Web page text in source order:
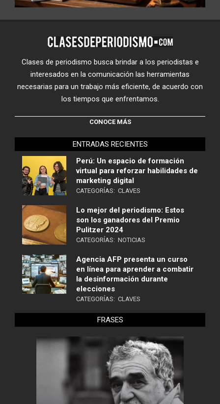
Clases de periodismo busca brindar a los periodistas e
interesados en la comunicación las herramientas
necesarias para un trabajo más eficiente, de acuerdo con
los tiempos que enfrentamos.
CONOCE MÁS
ENTRADAS RECIENTES
Perú: Un espacio de formación
virtual para reforzar habilidades de
marketing digital
CATEGORÍAS: CLAVES
Lo mejor del periodismo: Estos
son los ganadores del Premio
Pulitzer 2024
CATEGORÍAS: NOTICIAS
Agencia AFP presenta un curso
en línea para aprender a combatir
la desinformación durante
elecciones
CATEGORÍAS: CLAVES
FRASES